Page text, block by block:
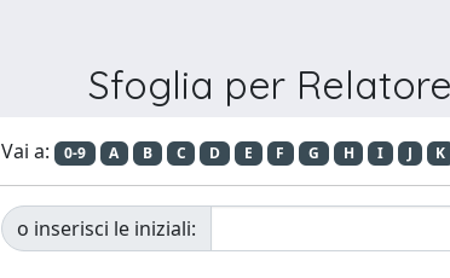
Sfoglia per Relatore
Vai a: 0-9 A B C D E F G H I J K
o inserisci le iniziali: